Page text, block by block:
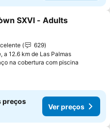
aos favoritos
SXVI - Adults
629
a 12.6 km de Las Palmas
na cobertura com piscina
preços
Ver preços